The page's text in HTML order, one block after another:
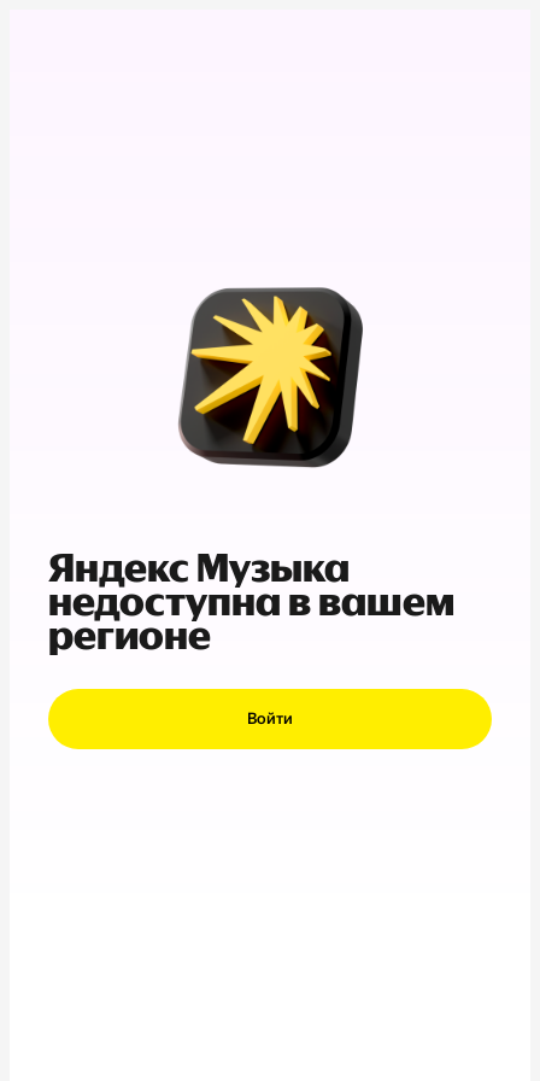
Яндекс Музыка
недоступна в вашем
регионе
Войти